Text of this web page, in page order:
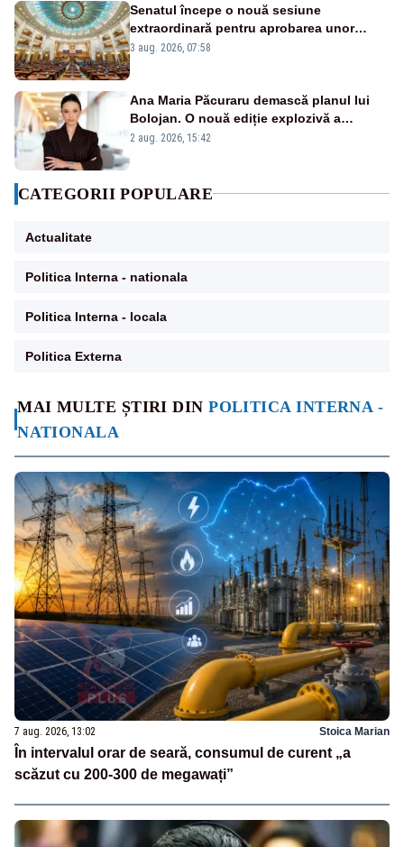
MAI MULTE ȘTIRI DINPOLITICA INTERNA -
NATIONALA
7 aug. 2026, 13:02 Stoica Marian
În intervalul orar de seară, consumul de curent „a
scăzut cu 200-300 de megawați”
Senatul începe o nouă sesiune
extraordinară pentru aprobarea unor
jaloane din PNRR
3 aug. 2026, 07:58
Ana Maria Păcuraru demască planul lui
Bolojan. O nouă ediție explozivă a
emisiunii „Miza Zilei” la Realitatea PLUS
2 aug. 2026, 15:42
CATEGORII POPULARE
Actualitate
Politica Interna - nationala
Politica Interna - locala
Politica Externa